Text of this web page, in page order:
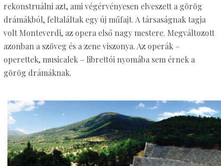
rekonstruálni azt, ami végérvényesen elveszett a görög
drámákból, feltaláltak egy új műfajt. A társaságnak tagja
volt Monteverdi, az opera első nagy mestere. Megváltozott
azonban a szöveg és a zene viszonya. Az operák –
operettek, musicalek – librettói nyomába sem érnek a
görög drámáknak.